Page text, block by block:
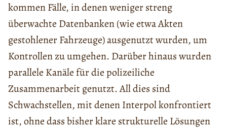
kommen Fälle, in denen weniger streng
überwachte Datenbanken (wie etwa Akten
gestohlener Fahrzeuge) ausgenutzt wurden, um
Kontrollen zu umgehen. Darüber hinaus wurden
parallele Kanäle für die polizeiliche
Zusammenarbeit genutzt. All dies sind
Schwachstellen, mit denen Interpol konfrontiert
ist, ohne dass bisher klare strukturelle Lösungen